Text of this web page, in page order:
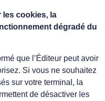
les cookies, la
dégradé du
que l’Éditeur peut avoir
Si vous ne souhaitez
sur votre terminal, la
de désactiver les